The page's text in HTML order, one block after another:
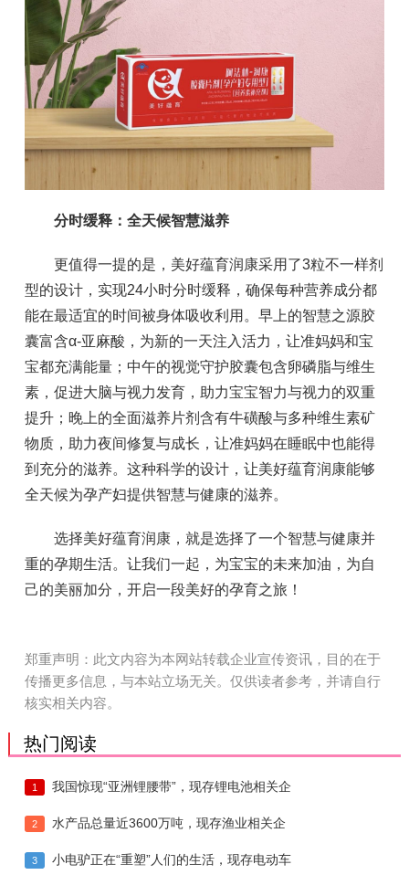
分时缓释：全天候智慧滋养
更值得一提的是，美好蕴育润康采用了3粒不一样剂
型的设计，实现24小时分时缓释，确保每种营养成分都
能在最适宜的时间被身体吸收利用。早上的智慧之源胶
囊富含α-亚麻酸，为新的一天注入活力，让准妈妈和宝
宝都充满能量；中午的视觉守护胶囊包含卵磷脂与维生
素，促进大脑与视力发育，助力宝宝智力与视力的双重
提升；晚上的全面滋养片剂含有牛磺酸与多种维生素矿
物质，助力夜间修复与成长，让准妈妈在睡眠中也能得
到充分的滋养。这种科学的设计，让美好蕴育润康能够
全天候为孕产妇提供智慧与健康的滋养。
选择美好蕴育润康，就是选择了一个智慧与健康并
重的孕期生活。让我们一起，为宝宝的未来加油，为自
己的美丽加分，开启一段美好的孕育之旅！
郑重声明：此文内容为本网站转载企业宣传资讯，目的在于
传播更多信息，与本站立场无关。仅供读者参考，并请自行
核实相关内容。
热门阅读
1 我国惊现“亚洲锂腰带”，现存锂电池相关企
2 水产品总量近3600万吨，现存渔业相关企
3 小电驴正在“重塑”人们的生活，现存电动车